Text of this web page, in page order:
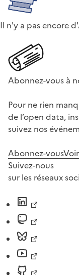
Il n'y a pas encore
Abonnez-vous à
Pour ne rien
de l’open data,
suivez nos
Abonnez-vous
Suivez-nous
sur les réseaux